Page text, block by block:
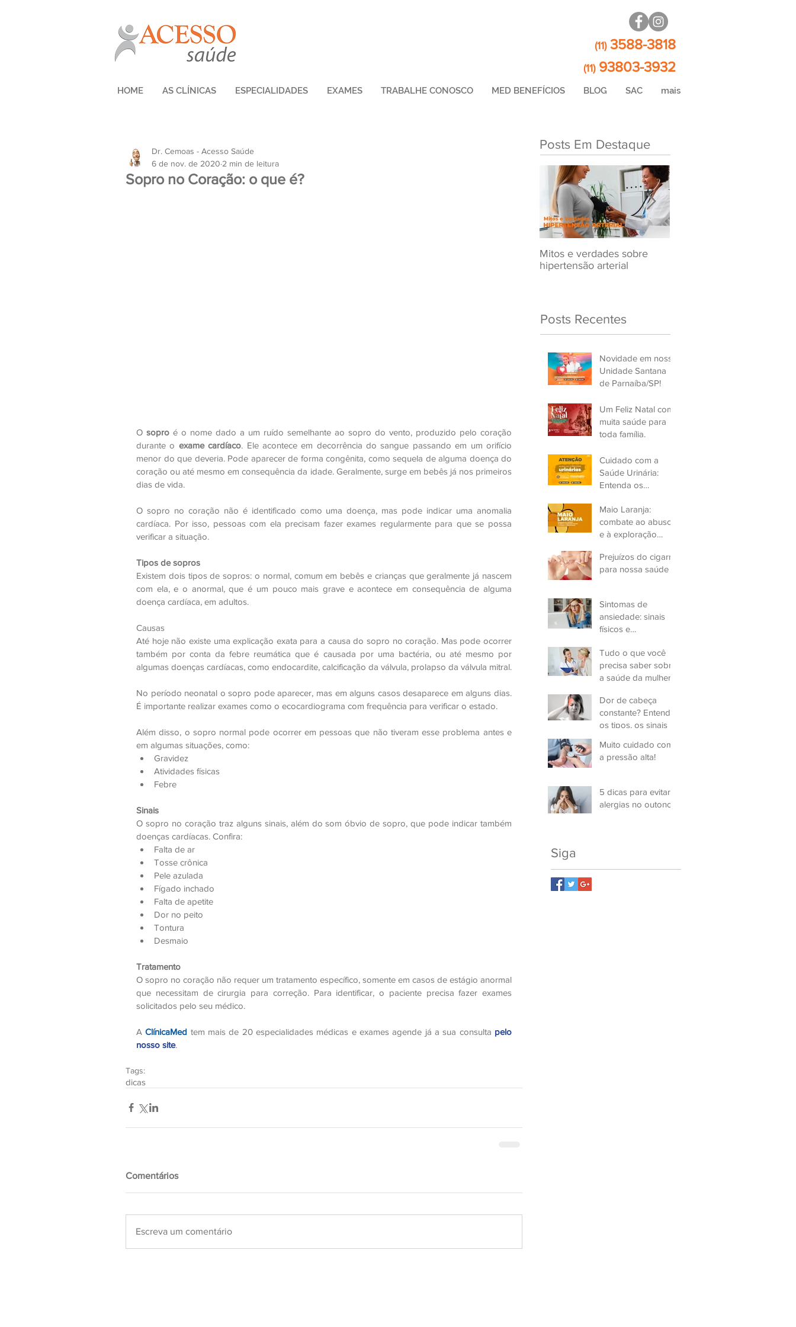
HOME AS CLÍNICAS ESPECIALIDADES EXAMES TRABALHE CONOSCO MED BENEFÍCIOS BLOG SAC mais
(11)3588-3818
(11)93803-3932
Sopro no Coração: o que é?
Dr. Cemoas - Acesso Saúde
6 de nov. de 2020 2 min de leitura
O sopro é o nome dado a um ruído semelhante ao sopro do vento, produzido pelo coração
durante o exame cardíaco. Ele acontece em decorrência do sangue passando em um orifício
menor do que deveria. Pode aparecer de forma congênita, como sequela de alguma doença do
coração ou até mesmo em consequência da idade. Geralmente, surge em bebês já nos primeiros
dias de vida.
O sopro no coração não é identificado como uma doença, mas pode indicar uma anomalia
cardíaca. Por isso, pessoas com ela precisam fazer exames regularmente para que se possa
verificar a situação.
Tipos de sopros
Existem dois tipos de sopros: o normal, comum em bebês e crianças que geralmente já nascem
com ela, e o anormal, que é um pouco mais grave e acontece em consequência de alguma
doença cardíaca, em adultos.
Causas
Até hoje não existe uma explicação exata para a causa do sopro no coração. Mas pode ocorrer
também por conta da febre reumática que é causada por uma bactéria, ou até mesmo por
algumas doenças cardíacas, como endocardite, calcificação da válvula, prolapso da válvula mitral.
No período neonatal o sopro pode aparecer, mas em alguns casos desaparece em alguns dias.
É importante realizar exames como o ecocardiograma com frequência para verificar o estado.
Além disso, o sopro normal pode ocorrer em pessoas que não tiveram esse problema antes e
em algumas situações, como:
Gravidez
Atividades físicas
Febre
Sinais
O sopro no coração traz alguns sinais, além do som óbvio de sopro, que pode indicar também
doenças cardíacas. Confira:
Falta de ar
Tosse crônica
Pele azulada
Fígado inchado
Falta de apetite
Dor no peito
Tontura
Desmaio
Tratamento
O sopro no coração não requer um tratamento específico, somente em casos de estágio anormal
que necessitam de cirurgia para correção. Para identificar, o paciente precisa fazer exames
solicitados pelo seu médico.
A ClínicaMed tem mais de 20 especialidades médicas e exames agende já a sua consulta pelo
nosso site.
Tags:
dicas
Comentários
Escreva um comentário
Posts Em Destaque
Mitos e verdades sobre
hipertensão arterial
Posts Recentes
Novidade em nossa
Unidade Santana
de Parnaíba/SP!
Um Feliz Natal com
muita saúde para
toda família.
Cuidado com a
Saúde Urinária:
Entenda os
Infecção e Busque
Ajuda Médica.
Maio Laranja:
combate ao abuso
e à exploração
Prejuízos do cigarro
para nossa saúde
Sintomas de
ansiedade: sinais
físicos e
Tudo o que você
precisa saber sobre
a saúde da mulher
Dor de cabeça
constante? Entenda
os tipos, os sinais e
Muito cuidado com
a pressão alta!
5 dicas para evitar
alergias no outono
Siga